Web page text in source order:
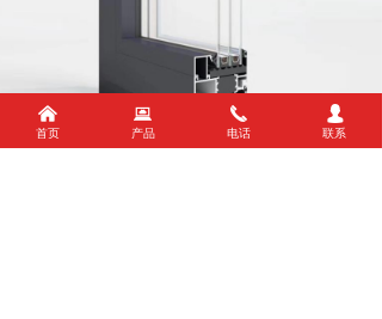
낀
首页
뀵
产品
끅
电话
넙
联系